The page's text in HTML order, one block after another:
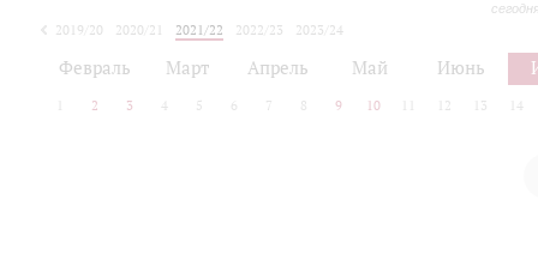
2019/20 2020/21 2021/22 2022/23
2023/24
Февраль Март Апрель Май Июнь
2 3 4 5 6 7 8 9 10 12 13 14